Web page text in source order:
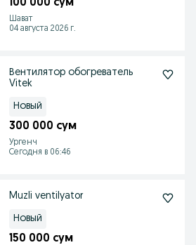
100 000 сум
Шават
04 августа 2026 г.
Вентилятор обогреватель
Vitek
Новый
300 000 сум
Ургенч
Сегодня в 06:46
Muzli ventilyator
Новый
150 000 сум